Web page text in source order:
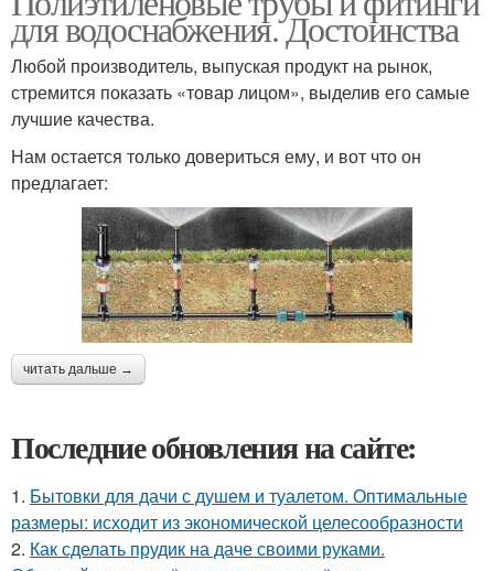
для водоснабжения. Достоинства
Любой производитель, выпуская продукт на рынок,
стремится показать «товар лицом», выделив его самые
лучшие качества.
Нам остается только довериться ему, и вот что он
предлагает:
читать дальше →
Последние обновления на сайте:
1. Бытовки для дачи с душем и туалетом. Оптимальные
размеры: исходит из экономической целесообразности
2. Как сделать прудик на даче своими руками.